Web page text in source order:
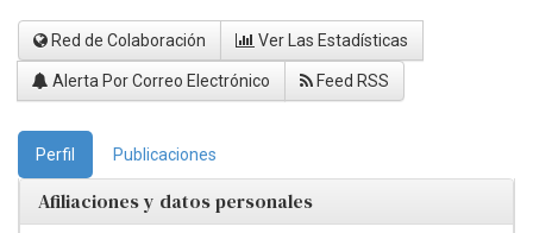
Red de Colaboración Ver Las Estadísticas
Alerta Por Correo Electrónico Feed RSS
Perfil Publicaciones
Afiliaciones y datos personales